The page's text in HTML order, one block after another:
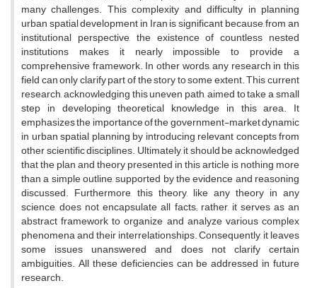
many challenges. This complexity and difficulty in planning
urban spatial development in Iran is significant because, from an
institutional perspective, the existence of countless nested
institutions makes it nearly impossible to provide a
comprehensive framework. In other words, any research in this
field can only clarify part of the story to some extent. This current
research, acknowledging this uneven path, aimed to take a small
step in developing theoretical knowledge in this area. It
emphasizes the importance of the government-market dynamic
in urban spatial planning by introducing relevant concepts from
other scientific disciplines. Ultimately, it should be acknowledged
that the plan and theory presented in this article is nothing more
than a simple outline, supported by the evidence and reasoning
discussed. Furthermore, this theory, like any theory in any
science, does not encapsulate all facts; rather, it serves as an
abstract framework to organize and analyze various complex
phenomena and their interrelationships. Consequently, it leaves
some issues unanswered and does not clarify certain
ambiguities. All these deficiencies can be addressed in future
research.